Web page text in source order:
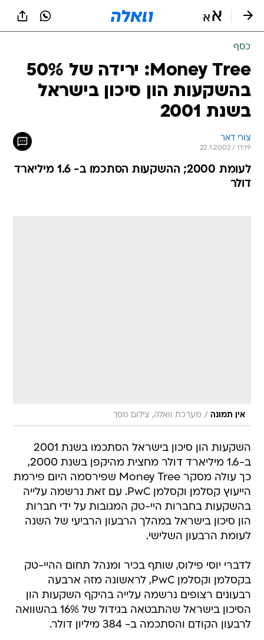
כסף
Money Tree: ירידה של 50%
בהשקעות הון סיכון בישראל
בשנת 2001
צורי דאר
22.1.2002 / 11:19
לעומת 2000; ההשקעות הסתכמו ב- 1.6 מיליארד
דולר
אין תמונה / מערכת וואלה, צילום מסך
השקעות הון סיכון בישראל הסתכמו בשנת 2001
ב-1.6 מיליארד דולר מחצית מהיקפן בשנת 2000,
כך עולה מסקר Money Tree שפירסמה היום פירמת
הייעוץ קסלמן וקסלמן PwC. עם זאת נרשמה עלייה
בהשקעות בחברות היי-טק המגובות על ידי חברות
הון סיכון בישראל במהלך הרבעון הרביעי של השנה
לעומת הרבעון השלישי.
לדברי יוסי פילוס, שותף בכיר ומנהל תחום ההיי-טק
בקסלמן וקסלמן PwC, לראשונה מזה ארבעה
רבעונים רצופים נרשמה עלייה בהיקף השקעות הון
הסיכון בישראל שהתבטאה בגידול של 16% בהשוואה
לרבעון הקודם והסתכמה ב- 384 מיליון דולר.